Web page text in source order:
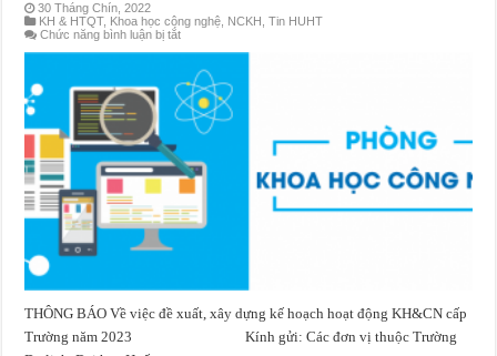
30 Tháng Chín, 2022
KH & HTQT, Khoa học công nghệ NCKH ,Tin HUHT
Chức năng bình luận bị tắtở
việc
đề
xuất,
xây
hoạch
hoạt
động
KH&CN
cấp
Trường
THÔNG BÁO Về việc đề xuất, xây dựng kế hoạch hoạt động KH&CN cấp
Trường năm 2023 Kính gửi: Các đơn vị thuộc Trường